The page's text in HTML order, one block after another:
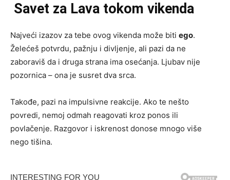
Savet za Lava tokom vikenda
Najveći izazov za tebe ovog vikenda može biti ego.
Želećeš potvrdu, pažnju i divljenje, ali pazi da ne
zaboraviš da i druga strana ima osećanja. Ljubav nije
pozornica – ona je susret dva srca.
Takođe, pazi na impulsivne reakcije. Ako te nešto
povredi, nemoj odmah reagovati kroz ponos ili
povlačenje. Razgovor i iskrenost donose mnogo više
nego tišina.